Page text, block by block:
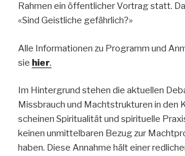
Rahmen ein öffentlicher Vortrag statt.
«Sind Geistliche gefährlich?»
Alle Informationen zu Programm und
sie hier.
Im Hintergrund stehen die aktuellen
Missbrauch und Machtstrukturen in den
scheinen Spiritualität und spirituelle
keinen unmittelbaren Bezug zur
haben. Diese Annahme hält einer